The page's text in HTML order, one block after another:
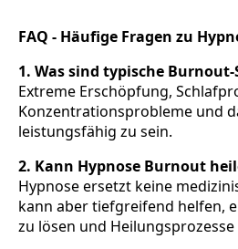
FAQ - Häufige Fragen zu
1. Was sind typische
Extreme Erschöpfung,
Konzentrationsprobleme und
leistungsfähig zu sein.
2. Kann Hypnose Burnout
Hypnose ersetzt keine
kann aber tiefgreifend helfen,
zu lösen und